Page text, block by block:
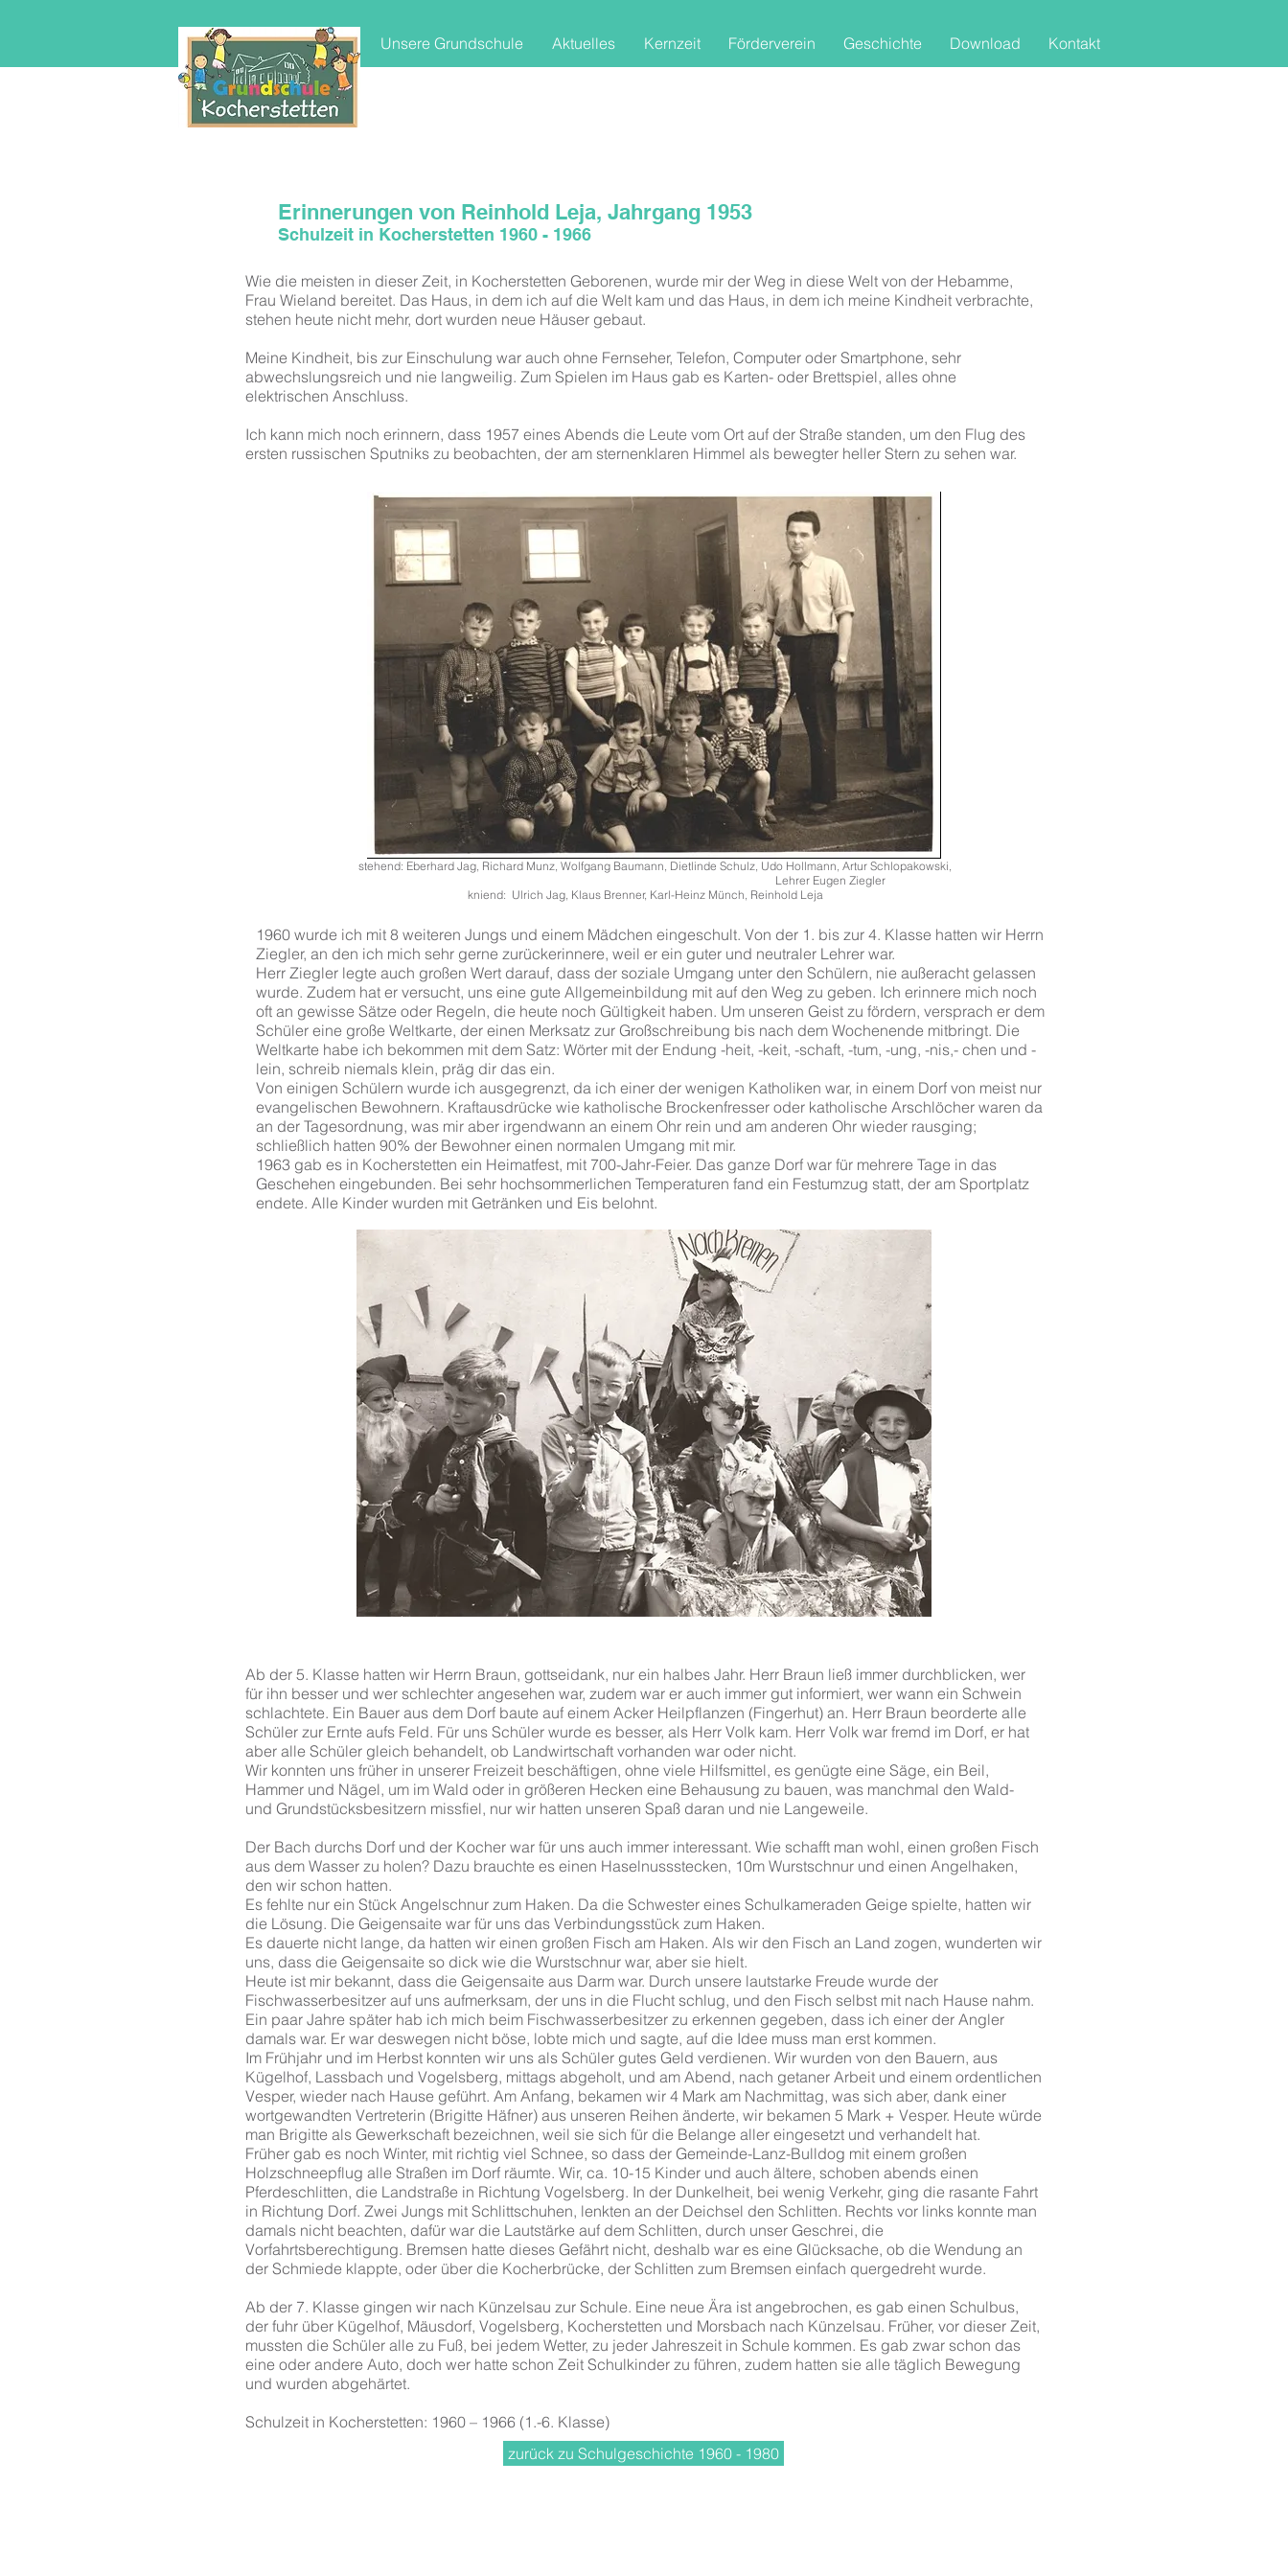
Unsere Grundschule Aktuelles Kernzeit Förderverein Geschichte Download Kontakt
Erinnerungen von Reinhold Leja, Jahrgang 1953
Schulzeit in Kocherstetten 1960 - 1966
Wie die meisten in dieser Zeit, in Kocherstetten Geborenen, wurde mir der Weg in diese Welt von der Hebamme,
Frau Wieland bereitet. Das Haus, in dem ich auf die Welt kam und das Haus, in dem ich meine Kindheit verbrachte,
stehen heute nicht mehr, dort wurden neue Häuser gebaut.
Meine Kindheit, bis zur Einschulung war auch ohne Fernseher, Telefon, Computer oder Smartphone, sehr
abwechslungsreich und nie langweilig. Zum Spielen im Haus gab es Karten- oder Brettspiel, alles ohne
elektrischen Anschluss.
Ich kann mich noch erinnern, dass 1957 eines Abends die Leute vom Ort auf der Straße standen, um den Flug des
ersten russischen Sputniks zu beobachten, der am sternenklaren Himmel als bewegter heller Stern zu sehen war.
stehend: Eberhard Jag, Richard Munz, Wolfgang Baumann, Dietlinde Schulz, Udo Hollmann, Artur Schlopakowski,
Lehrer Eugen Ziegler
kniend: Ulrich Jag, Klaus Brenner, Karl-Heinz Münch, Reinhold Leja
1960 wurde ich mit 8 weiteren Jungs und einem Mädchen eingeschult. Von der 1. bis zur 4. Klasse hatten wir Herrn
Ziegler, an den ich mich sehr gerne zurückerinnere, weil er ein guter und neutraler Lehrer war.
Herr Ziegler legte auch großen Wert darauf, dass der soziale Umgang unter den Schülern, nie außeracht gelassen
wurde. Zudem hat er versucht, uns eine gute Allgemeinbildung mit auf den Weg zu geben. Ich erinnere mich noch
oft an gewisse Sätze oder Regeln, die heute noch Gültigkeit haben. Um unseren Geist zu fördern, versprach er dem
Schüler eine große Weltkarte, der einen Merksatz zur Großschreibung bis nach dem Wochenende mitbringt. Die
Weltkarte habe ich bekommen mit dem Satz: Wörter mit der Endung -heit, -keit, -schaft, -tum, -ung, -nis,- chen und -
lein, schreib niemals klein, präg dir das ein.
Von einigen Schülern wurde ich ausgegrenzt, da ich einer der wenigen Katholiken war, in einem Dorf von meist nur
evangelischen Bewohnern. Kraftausdrücke wie katholische Brockenfresser oder katholische Arschlöcher waren da
an der Tagesordnung, was mir aber irgendwann an einem Ohr rein und am anderen Ohr wieder rausging;
schließlich hatten 90% der Bewohner einen normalen Umgang mit mir.
1963 gab es in Kocherstetten ein Heimatfest, mit 700-Jahr-Feier. Das ganze Dorf war für mehrere Tage in das
Geschehen eingebunden. Bei sehr hochsommerlichen Temperaturen fand ein Festumzug statt, der am Sportplatz
endete. Alle Kinder wurden mit Getränken und Eis belohnt.
Ab der 5. Klasse hatten wir Herrn Braun, gottseidank, nur ein halbes Jahr. Herr Braun ließ immer durchblicken, wer
für ihn besser und wer schlechter angesehen war, zudem war er auch immer gut informiert, wer wann ein Schwein
schlachtete. Ein Bauer aus dem Dorf baute auf einem Acker Heilpflanzen (Fingerhut) an. Herr Braun beorderte alle
Schüler zur Ernte aufs Feld. Für uns Schüler wurde es besser, als Herr Volk kam. Herr Volk war fremd im Dorf, er hat
aber alle Schüler gleich behandelt, ob Landwirtschaft vorhanden war oder nicht.
Wir konnten uns früher in unserer Freizeit beschäftigen, ohne viele Hilfsmittel, es genügte eine Säge, ein Beil,
Hammer und Nägel, um im Wald oder in größeren Hecken eine Behausung zu bauen, was manchmal den Wald-
und Grundstücksbesitzern missfiel, nur wir hatten unseren Spaß daran und nie Langeweile.
Der Bach durchs Dorf und der Kocher war für uns auch immer interessant. Wie schafft man wohl, einen großen Fisch
aus dem Wasser zu holen? Dazu brauchte es einen Haselnussstecken, 10m Wurstschnur und einen Angelhaken,
den wir schon hatten.
Es fehlte nur ein Stück Angelschnur zum Haken. Da die Schwester eines Schulkameraden Geige spielte, hatten wir
die Lösung. Die Geigensaite war für uns das Verbindungsstück zum Haken.
Es dauerte nicht lange, da hatten wir einen großen Fisch am Haken. Als wir den Fisch an Land zogen, wunderten wir
uns, dass die Geigensaite so dick wie die Wurstschnur war, aber sie hielt.
Heute ist mir bekannt, dass die Geigensaite aus Darm war. Durch unsere lautstarke Freude wurde der
Fischwasserbesitzer auf uns aufmerksam, der uns in die Flucht schlug, und den Fisch selbst mit nach Hause nahm.
Ein paar Jahre später hab ich mich beim Fischwasserbesitzer zu erkennen gegeben, dass ich einer der Angler
damals war. Er war deswegen nicht böse, lobte mich und sagte, auf die Idee muss man erst kommen.
Im Frühjahr und im Herbst konnten wir uns als Schüler gutes Geld verdienen. Wir wurden von den Bauern, aus
Kügelhof, Lassbach und Vogelsberg, mittags abgeholt, und am Abend, nach getaner Arbeit und einem ordentlichen
Vesper, wieder nach Hause geführt. Am Anfang, bekamen wir 4 Mark am Nachmittag, was sich aber, dank einer
wortgewandten Vertreterin (Brigitte Häfner) aus unseren Reihen änderte, wir bekamen 5 Mark + Vesper. Heute würde
man Brigitte als Gewerkschaft bezeichnen, weil sie sich für die Belange aller eingesetzt und verhandelt hat.
Früher gab es noch Winter, mit richtig viel Schnee, so dass der Gemeinde-Lanz-Bulldog mit einem großen
Holzschneepflug alle Straßen im Dorf räumte. Wir, ca. 10-15 Kinder und auch ältere, schoben abends einen
Pferdeschlitten, die Landstraße in Richtung Vogelsberg. In der Dunkelheit, bei wenig Verkehr, ging die rasante Fahrt
in Richtung Dorf. Zwei Jungs mit Schlittschuhen, lenkten an der Deichsel den Schlitten. Rechts vor links konnte man
damals nicht beachten, dafür war die Lautstärke auf dem Schlitten, durch unser Geschrei, die
Vorfahrtsberechtigung. Bremsen hatte dieses Gefährt nicht, deshalb war es eine Glücksache, ob die Wendung an
der Schmiede klappte, oder über die Kocherbrücke, der Schlitten zum Bremsen einfach quergedreht wurde.
Ab der 7. Klasse gingen wir nach Künzelsau zur Schule. Eine neue Ära ist angebrochen, es gab einen Schulbus,
der fuhr über Kügelhof, Mäusdorf, Vogelsberg, Kocherstetten und Morsbach nach Künzelsau. Früher, vor dieser Zeit,
mussten die Schüler alle zu Fuß, bei jedem Wetter, zu jeder Jahreszeit in Schule kommen. Es gab zwar schon das
eine oder andere Auto, doch wer hatte schon Zeit Schulkinder zu führen, zudem hatten sie alle täglich Bewegung
und wurden abgehärtet.
Schulzeit in Kocherstetten: 1960 – 1966 (1.-6. Klasse)
zurück zu Schulgeschichte 1960 - 1980